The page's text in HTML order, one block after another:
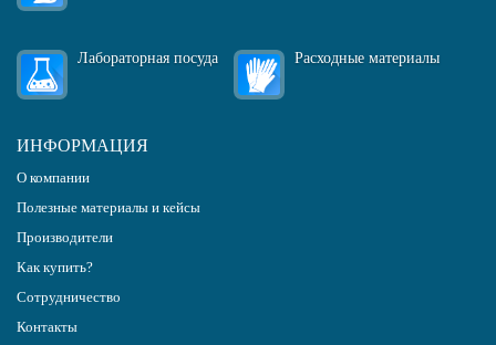
Лабораторная посуда Расходные материалы
ИНФОРМАЦИЯ
О компании
Полезные материалы и кейсы
Производители
Как купить?
Сотрудничество
Контакты